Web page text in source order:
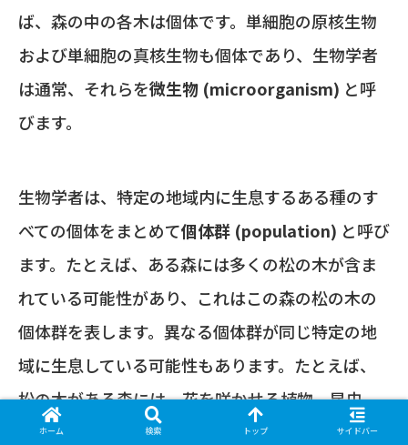
ば、森の中の各木は個体です。単細胞の原核生物
および単細胞の真核生物も個体であり、生物学者
は通常、それらを微生物 (microorganism) と呼
びます。
生物学者は、特定の地域内に生息するある種のす
べての個体をまとめて個体群 (population) と呼び
ます。たとえば、ある森には多くの松の木が含ま
れている可能性があり、これはこの森の松の木の
個体群を表します。異なる個体群が同じ特定の地
域に生息している可能性もあります。たとえば、
松の木がある森には、花を咲かせる植物、昆虫、
微生物の個体群が含まれます。生物群集
ホーム 検索 トップ サイドバー